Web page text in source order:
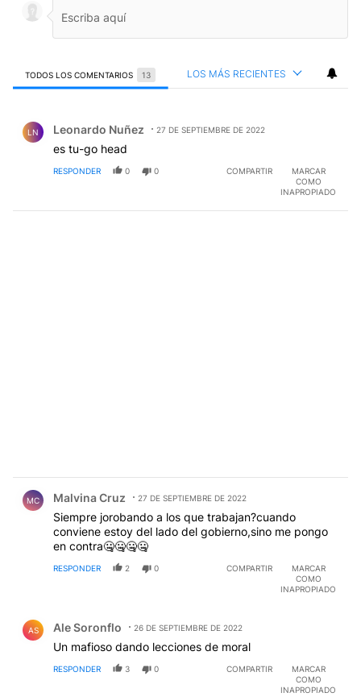
TODOS LOS COMENTARIOS 13 LOS MÁS RECIENTES
LN Leonardo Nuñez 27 DE SEPTIEMBRE DE 2022
es tu-go head
RESPONDER 0 0 COMPARTIR
MARCAR
COMO
INAPROPIADO
MC Malvina Cruz 27 DE SEPTIEMBRE DE 2022
Siempre jorobando a los que trabajan?cuando
conviene estoy del lado del gobierno,sino me pongo
en contra🤐🤐🤐🤐
RESPONDER 2 0 COMPARTIR
MARCAR
COMO
INAPROPIADO
AS Ale Soronflo 26 DE SEPTIEMBRE DE 2022
Un mafioso dando lecciones de moral
RESPONDER 3 0 COMPARTIR
MARCAR
COMO
INAPROPIADO